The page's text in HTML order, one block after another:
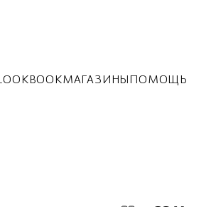
LOOKBOOKМАГАЗИНЫ ПОМОЩЬ